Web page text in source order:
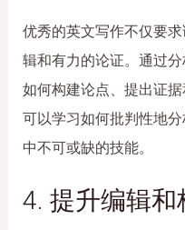
优秀的英文写作不仅要
辑和有力的论证。通过
如何构建论点、提出证
可以学习如何批判性地
中不可或缺的技能。
4. 提升编辑和